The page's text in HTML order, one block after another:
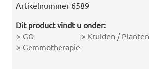
Artikelnummer 6589
Dit product vindt u onder:
> GO > Kruiden / Planten
> Gemmotherapie